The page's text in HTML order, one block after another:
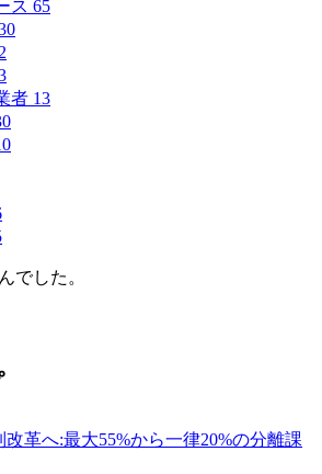
ス 65
2
者 13
でした。
革へ:最大55%から一律20%の分離課